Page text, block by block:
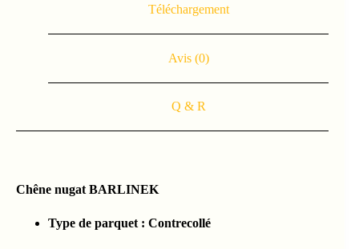
Téléchargement
Avis (0)
Q & R
Chêne nugat BARLINEK
Type de parquet : Contrecollé